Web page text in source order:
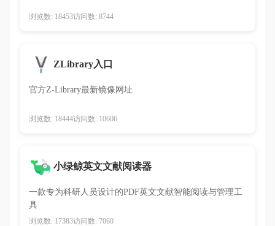
浏览数: 18453访问数: 8744
ZLibrary入口
官方Z-Library最新镜像网址
浏览数: 18444访问数: 10606
小绿鲸英文文献阅读器
一款专为科研人员设计的PDF英文文献智能阅读与管理工
具
浏览数: 17383访问数: 7060